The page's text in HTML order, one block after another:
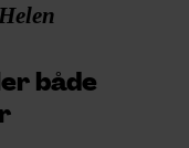
Helen
både